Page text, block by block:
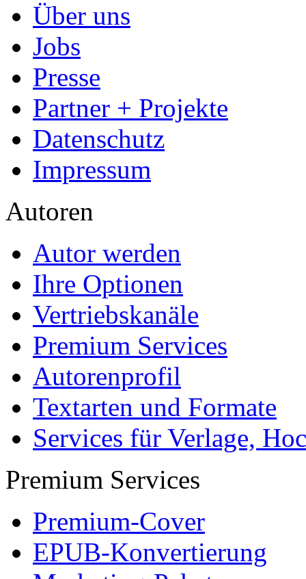
Über uns
Jobs
Presse
Partner + Projekte
Datenschutz
Impressum
Autoren
Autor werden
Ihre Optionen
Vertriebskanäle
Premium Services
Autorenprofil
Textarten und Formate
Services für Verlage,
Premium Services
Premium-Cover
EPUB-Konvertierung